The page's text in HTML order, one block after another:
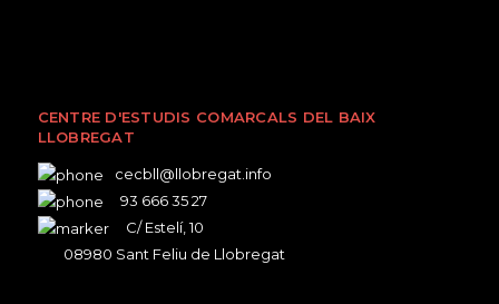
CENTRE D'ESTUDIS COMARCALS DEL BAIX
LLOBREGAT
cecbll@llobregat.info
93 666 35 27
C/ Estelí, 10
08980 Sant Feliu de Llobregat